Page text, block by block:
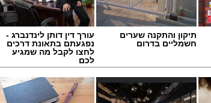
תיקון והתקנה שערים
חשמליים בדרום
עורך דין דותן לינדנברג -
נפגעתם בתאונת דרכים
לחצו לקבל מה שמגיע
לכם